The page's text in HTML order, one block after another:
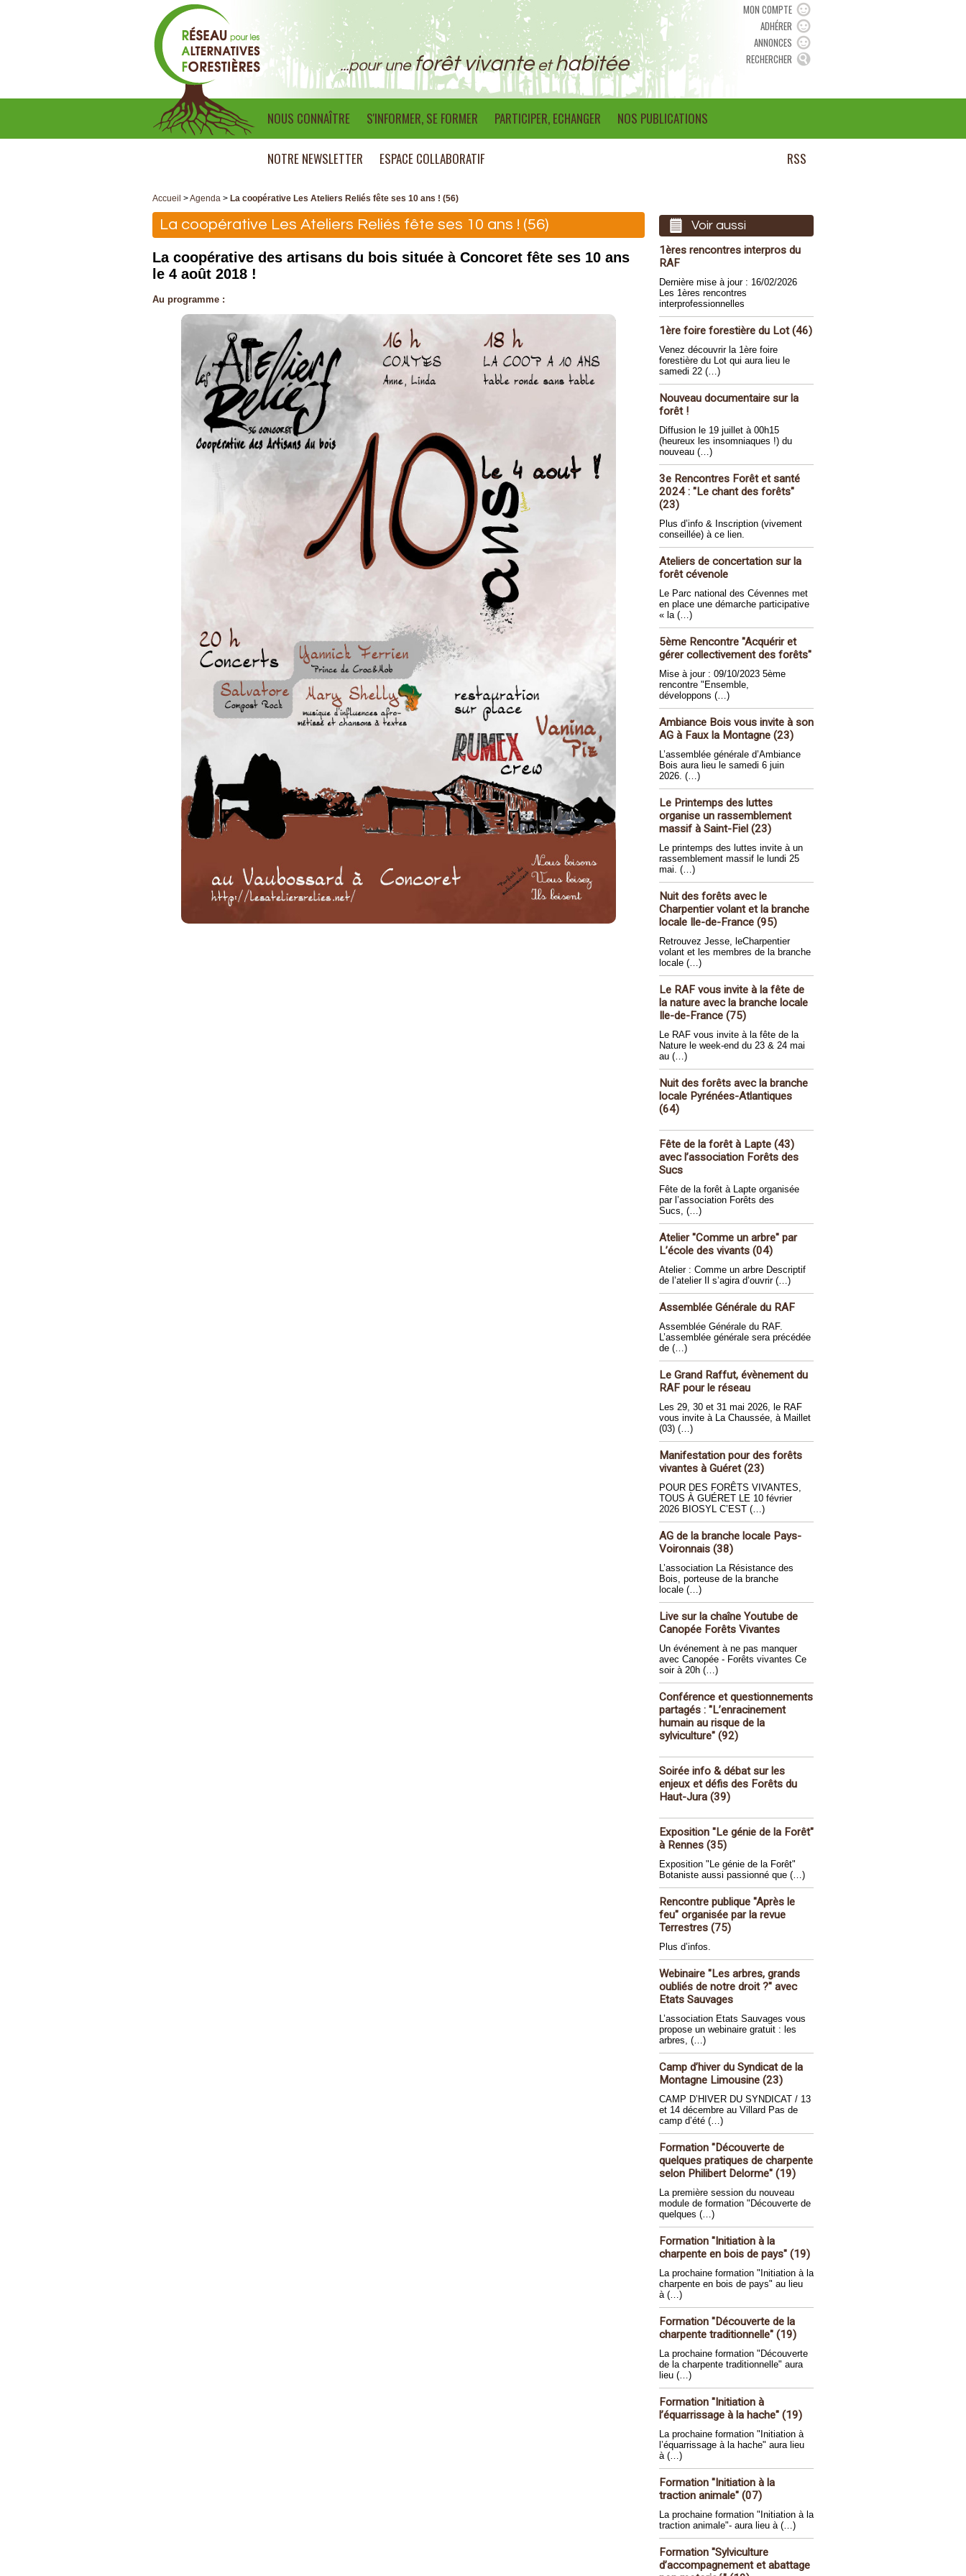
...pour uneforêt vivanteethabitée
MON COMPTE
ADHÉRER
ANNONCES
RECHERCHER
NOUS CONNAÎTRE S'INFORMER, SE FORMER PARTICIPER, ECHANGER NOS PUBLICATIONS
NOTRE NEWSLETTER ESPACE COLLABORATIF RSS
Accueil >Agenda > La coopérative Les Ateliers Reliés fête ses 10 ans ! (56)
La coopérative Les Ateliers Reliés fête ses 10 ans ! (56)
La coopérative des artisans du bois située à Concoret fête ses 10 ans
le 4 août 2018 !
Au programme :
Voir aussi
1ères rencontres interpros du
RAF
Dernière mise à jour : 16/02/2026
Les 1ères rencontres
interprofessionnelles
1ère foire forestière du Lot (46)
Venez découvrir la 1ère foire
forestière du Lot qui aura lieu le
samedi 22 (…)
Nouveau documentaire sur la
forêt !
Diffusion le 19 juillet à 00h15
(heureux les insomniaques !) du
nouveau (…)
3e Rencontres Forêt et santé
2024 : "Le chant des forêts"
(23)
Plus d’info & Inscription (vivement
conseillée) à ce lien.
Ateliers de concertation sur la
forêt cévenole
Le Parc national des Cévennes met
en place une démarche participative
« la (…)
5ème Rencontre "Acquérir et
gérer collectivement des forêts"
Mise à jour : 09/10/2023 5ème
rencontre "Ensemble,
développons (…)
Ambiance Bois vous invite à son
AG à Faux la Montagne (23)
L’assemblée générale d’Ambiance
Bois aura lieu le samedi 6 juin
2026. (…)
Le Printemps des luttes
organise un rassemblement
massif à Saint-Fiel (23)
Le printemps des luttes invite à un
rassemblement massif le lundi 25
mai. (…)
Nuit des forêts avec le
Charpentier volant et la branche
locale Ile-de-France (95)
Retrouvez Jesse, leCharpentier
volant et les membres de la branche
locale (…)
Le RAF vous invite à la fête de
la nature avec la branche locale
Ile-de-France (75)
Le RAF vous invite à la fête de la
Nature le week-end du 23 & 24 mai
au (…)
Nuit des forêts avec la branche
locale Pyrénées-Atlantiques
(64)
Fête de la forêt à Lapte (43)
avec l’association Forêts des
Sucs
Fête de la forêt à Lapte organisée
par l’association Forêts des
Sucs, (…)
Atelier "Comme un arbre" par
L’école des vivants (04)
Atelier : Comme un arbre Descriptif
de l’atelier Il s’agira d’ouvrir (…)
Assemblée Générale du RAF
Assemblée Générale du RAF.
L’assemblée générale sera précédée
de (…)
Le Grand Raffut, évènement du
RAF pour le réseau
Les 29, 30 et 31 mai 2026, le RAF
vous invite à La Chaussée, à Maillet
(03) (…)
Manifestation pour des forêts
vivantes à Guéret (23)
POUR DES FORÊTS VIVANTES,
TOUS À GUÉRET LE 10 février
2026 BIOSYL C’EST (…)
AG de la branche locale Pays-
Voironnais (38)
L’association La Résistance des
Bois, porteuse de la branche
locale (…)
Live sur la chaîne Youtube de
Canopée Forêts Vivantes
Un événement à ne pas manquer
avec Canopée - Forêts vivantes Ce
soir à 20h (…)
Conférence et questionnements
partagés : "L’enracinement
humain au risque de la
sylviculture" (92)
Soirée info & débat sur les
enjeux et défis des Forêts du
Haut-Jura (39)
Exposition "Le génie de la Forêt"
à Rennes (35)
Exposition "Le génie de la Forêt"
Botaniste aussi passionné que (…)
Rencontre publique "Après le
feu" organisée par la revue
Terrestres (75)
Plus d’infos.
Webinaire "Les arbres, grands
oubliés de notre droit ?" avec
Etats Sauvages
L’association Etats Sauvages vous
propose un webinaire gratuit : les
arbres, (…)
Camp d’hiver du Syndicat de la
Montagne Limousine (23)
CAMP D’HIVER DU SYNDICAT / 13
et 14 décembre au Villard Pas de
camp d’été (…)
Formation "Découverte de
quelques pratiques de charpente
selon Philibert Delorme" (19)
La première session du nouveau
module de formation "Découverte de
quelques (…)
Formation "Initiation à la
charpente en bois de pays" (19)
La prochaine formation "Initiation à la
charpente en bois de pays" au lieu
à (…)
Formation "Découverte de la
charpente traditionnelle" (19)
La prochaine formation "Découverte
de la charpente traditionnelle" aura
lieu (…)
Formation "Initiation à
l’équarrissage à la hache" (19)
La prochaine formation "Initiation à
l’équarrissage à la hache" aura lieu
à (…)
Formation "Initiation à la
traction animale" (07)
La prochaine formation "Initiation à la
traction animale"- aura lieu à (…)
Formation "Sylviculture
d’accompagnement et abattage